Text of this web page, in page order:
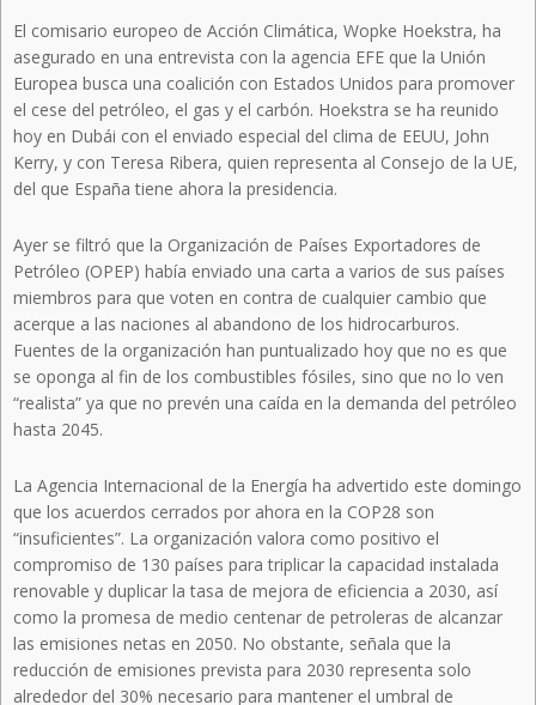
El comisario europeo de Acción Climática, Wopke Hoekstra, ha
asegurado en una entrevista con la agencia EFE que la Unión
Europea busca una coalición con Estados Unidos para promover
el cese del petróleo, el gas y el carbón. Hoekstra se ha reunido
hoy en Dubái con el enviado especial del clima de EEUU, John
Kerry, y con Teresa Ribera, quien representa al Consejo de la UE,
del que España tiene ahora la presidencia.
Ayer se filtró que la Organización de Países Exportadores de
Petróleo (OPEP) había enviado una carta a varios de sus países
miembros para que voten en contra de cualquier cambio que
acerque a las naciones al abandono de los hidrocarburos.
Fuentes de la organización han puntualizado hoy que no es que
se oponga al fin de los combustibles fósiles, sino que no lo ven
“realista” ya que no prevén una caída en la demanda del petróleo
hasta 2045.
La Agencia Internacional de la Energía ha advertido este domingo
que los acuerdos cerrados por ahora en la COP28 son
“insuficientes”. La organización valora como positivo el
compromiso de 130 países para triplicar la capacidad instalada
renovable y duplicar la tasa de mejora de eficiencia a 2030, así
como la promesa de medio centenar de petroleras de alcanzar
las emisiones netas en 2050. No obstante, señala que la
reducción de emisiones prevista para 2030 representa solo
alrededor del 30% necesario para mantener el umbral de